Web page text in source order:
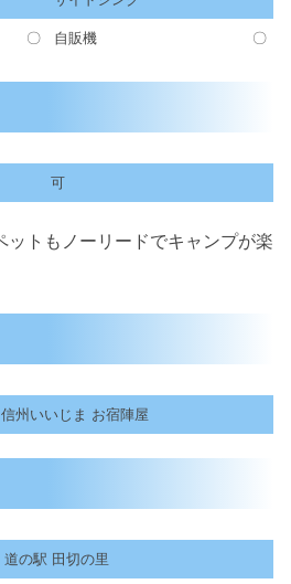
〇 自販機 〇
可
ットもノーリードでキャンプが楽
信州いいじま お宿陣屋
道の駅 田切の里